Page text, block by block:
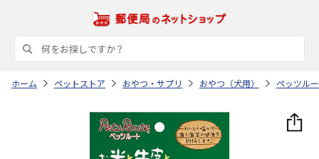
ホーム ペットストア おやつ・サプリ おやつ（犬用） ペッツル